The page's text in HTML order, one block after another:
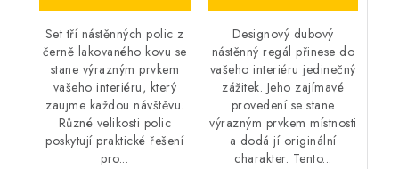
Set tří nástěnných polic z
černě lakovaného kovu se
stane výrazným prvkem
vašeho interiéru, který
zaujme každou návštěvu.
Různé velikosti polic
poskytují praktické řešení
pro...
Designový dubový
nástěnný regál přinese do
vašeho interiéru jedinečný
zážitek. Jeho zajímavé
provedení se stane
výrazným prvkem místnosti
a dodá jí originální
charakter. Tento...